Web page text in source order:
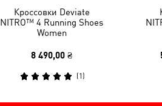
Кроссовки Deviate
NITRO™ 4 Running Shoes
Women
8 490,00 ₴
(1 )